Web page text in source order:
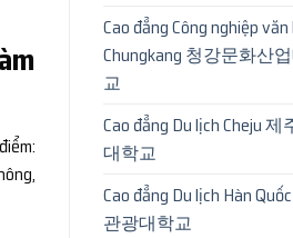
Cao đẳng Công nghiệp
Chungkang 청강문화산
교
Cao đẳng Du lịch Cheju
대학교
Cao đẳng Du lịch Hàn
관광대학교